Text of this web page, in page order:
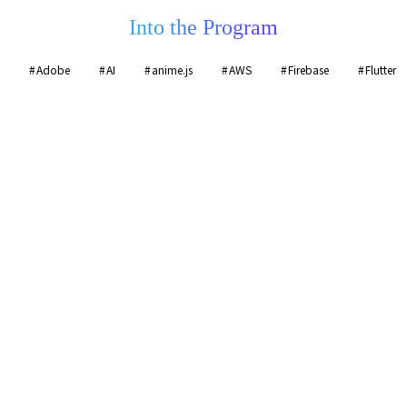
Into the Program
Adobe AI anime.js AWS Firebase Flutter